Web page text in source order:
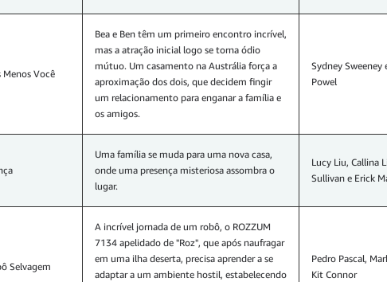
Menos Você
Bea e Ben têm um primeiro encontro incrível,
mas a atração inicial logo se torna ódio
mútuo. Um casamento na Austrália força a
aproximação dos dois, que decidem fingir
um relacionamento para enganar a família e
os amigos.
Sydney Sweeney
Powel
Uma família se muda para uma nova casa,
onde uma presença misteriosa assombra o
lugar.
Lucy Liu, Callina
Sullivan e Erick
Selvagem
A incrível jornada de um robô, o ROZZUM
7134 apelidado de "Roz", que após naufragar
em uma ilha deserta, precisa aprender a se
adaptar a um ambiente hostil, estabelecendo
Pedro Pascal,
Kit Connor